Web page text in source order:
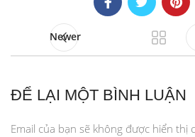
Newer
ĐỂ LẠI MỘT BÌNH LUẬN
Email của bạn sẽ không được hiển thị